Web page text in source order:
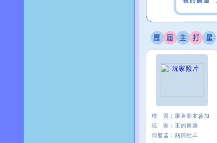
標 題： 跟著朋友參加
玩 家： 王的舞孃
伺服器： 熱情牡羊